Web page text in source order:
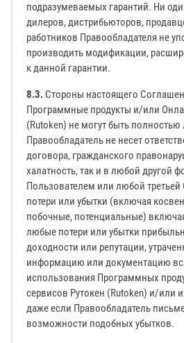
подразумеваемых гарантий. Ни
дилеров, дистрибьюторов,
работников Правообладателя не
производить модификации,
к данной гарантии.
8.3. Стороны настоящего
Программные продукты и/или
(Rutoken) не могут быть
Правообладатель не несет
договора, гражданского
халатность, так и в любой другой
Пользователем или любой
потери или убытки (включая
побочные, потенциальные)
любые потери или убытки
доходности или репутации,
информацию или документацию
использования Программных
сервисов Рутокен (Rutoken) и/или
даже если Правообладатель
возможности подобных убытков.